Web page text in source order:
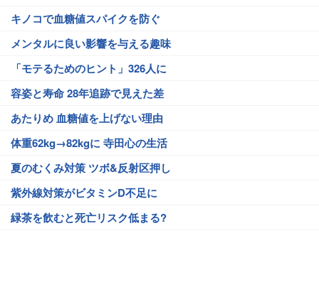
キノコで血糖値スパイクを防ぐ
メンタルに良い影響を与える趣味
「モテるためのヒント」326人に
容姿と寿命 28年追跡で見えた差
あたりめ 血糖値を上げない理由
体重62kg→82kgに 寺田心の生活
夏のむくみ対策 ツボ&反射区押し
紫外線対策がビタミンD不足に
緑茶を飲むと死亡リスク低まる?